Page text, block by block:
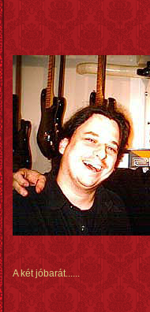
A két jóbarát......